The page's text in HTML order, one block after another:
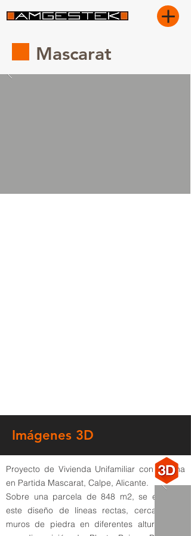
Mascarat
Imágenes 3D
Proyecto de Vivienda Unifamiliar con piscina
en Partida Mascarat, Calpe, Alicante.
Sobre una parcela de 848 m2, se emplaza
este diseño de líneas rectas, cercado por
muros de piedra en diferentes alturas, con